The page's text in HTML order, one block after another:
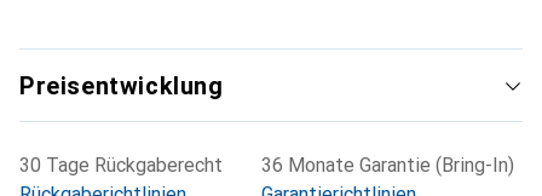
Preisentwicklung
30 Tage Rückgaberecht
36 Monate Garantie (Bring-In)